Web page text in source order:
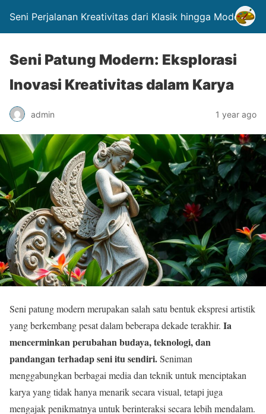
Seni Perjalanan Kreativitas dari Klasik hingga Modern.
Seni Patung Modern: Eksplorasi
Inovasi Kreativitas dalam Karya
admin 1 year ago
Seni patung modern merupakan salah satu bentuk ekspresi artistik
yang berkembang pesat dalam beberapa dekade terakhir. Ia
mencerminkan perubahan budaya, teknologi, dan
pandangan terhadap seni itu sendiri.Seniman
menggabungkan berbagai media dan teknik untuk menciptakan
karya yang tidak hanya menarik secara visual, tetapi juga
mengajak penikmatnya untuk berinteraksi secara lebih mendalam.